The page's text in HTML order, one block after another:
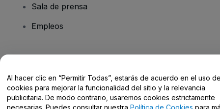
Sala de prensa
Empleos
Centro de Ayuda / Contacto
Al hacer clic en “Permitir Todas”, estarás de acuerdo en el uso
cookies para mejorar la funcionalidad del sitio y la relevancia
publicitaria. De modo contrario, usaremos cookies estrictamente
necesarias. Puedes consultar nuestra Política de Cookies para